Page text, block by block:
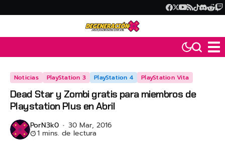
Noticias PlayStation 3 PlayStation 4 PlayStation Vita
Dead Star y Zombi gratis para miembros de
Playstation Plus en Abril
PorN3k0 30 Mar, 2016
1 mins. de lectura